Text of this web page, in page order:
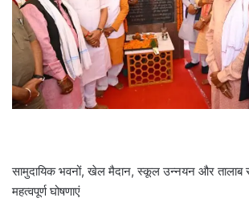
सामुदायिक भवनों, खेल मैदान, स्कूल उन्नयन और तालाब
महत्वपूर्ण घोषणाएं